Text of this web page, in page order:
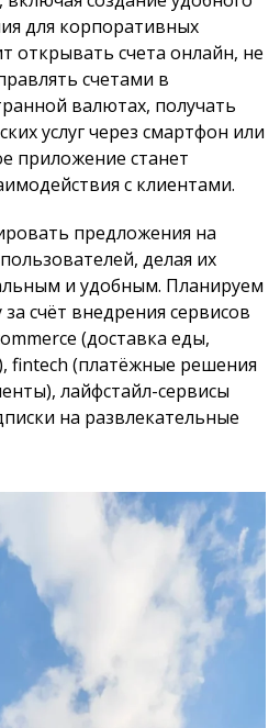
для корпоративных
открывать счета онлайн, не
счетами в
валютах, получать
услуг через смартфон или
приложение станет
с клиентами.
предложения на
делая их
и удобным. Планируем
счёт внедрения сервисов
(доставка еды,
fintech (платёжные решения
лайфстайл-сервисы
на развлекательные